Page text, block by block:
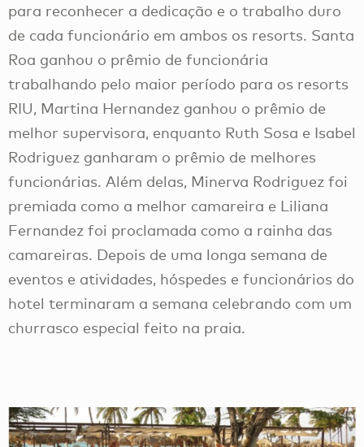
para reconhecer a dedicação e o trabalho duro
de cada funcionário em ambos os resorts. Santa
Roa ganhou o prêmio de funcionária
trabalhando pelo maior período para os resorts
RIU, Martina Hernandez ganhou o prêmio de
melhor supervisora, enquanto Ruth Sosa e Isabel
Rodriguez ganharam o prêmio de melhores
funcionárias. Além delas, Minerva Rodriguez foi
premiada como a melhor camareira e Liliana
Fernandez foi proclamada como a rainha das
camareiras. Depois de uma longa semana de
eventos e atividades, hóspedes e funcionários do
hotel terminaram a semana celebrando com um
churrasco especial feito na praia.